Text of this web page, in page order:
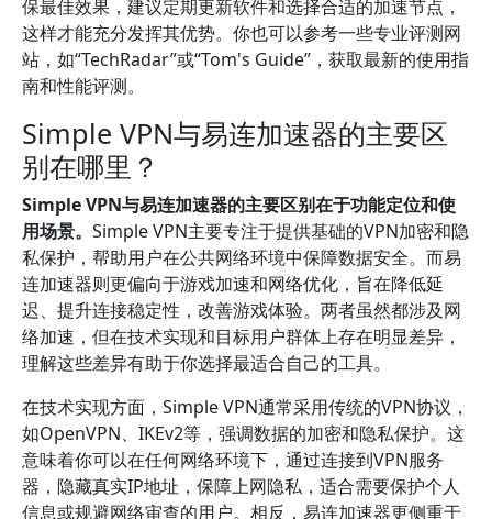
保最佳效果，建议定期更新软件和选择合适的加速节点，
这样才能充分发挥其优势。你也可以参考一些专业评测网
站，如“TechRadar”或“Tom's Guide”，获取最新的使用指
南和性能评测。
Simple VPN与易连加速器的主要区
别在哪里？
Simple VPN与易连加速器的主要区别在于功能定位和使
用场景。 Simple VPN主要专注于提供基础的VPN加密和隐
私保护，帮助用户在公共网络环境中保障数据安全。而易
连加速器则更偏向于游戏加速和网络优化，旨在降低延
迟、提升连接稳定性，改善游戏体验。两者虽然都涉及网
络加速，但在技术实现和目标用户群体上存在明显差异，
理解这些差异有助于你选择最适合自己的工具。
在技术实现方面，Simple VPN通常采用传统的VPN协议，
如OpenVPN、IKEv2等，强调数据的加密和隐私保护。这
意味着你可以在任何网络环境下，通过连接到VPN服务
器，隐藏真实IP地址，保障上网隐私，适合需要保护个人
信息或规避网络审查的用户。相反，易连加速器更侧重于